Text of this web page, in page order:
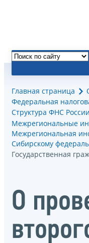
Главная страница
Федеральная
Структура ФНС России
Межрегиональные
Межрегиональная
Сибирскому
Государственная
О